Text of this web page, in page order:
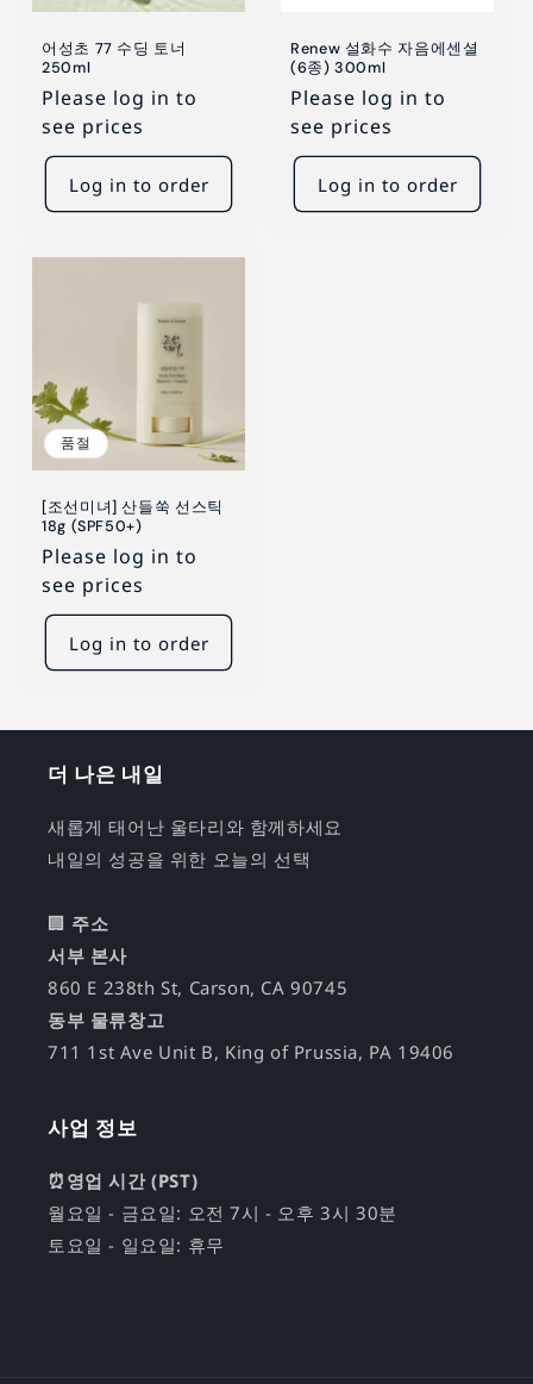
어성초 77 수딩 토너
250ml
Please log in to
see prices
Log in to order
Renew 설화수 자음에센셜
(6종) 300ml
Please log in to
see prices
Log in to order
품절
[조선미녀] 산들쑥 선스틱
18g (SPF50+)
Please log in to
see prices
Log in to order
더 나은 내일
새롭게 태어난 울타리와 함께하세요
내일의 성공을 위한 오늘의 선택
🏢 주소
서부 본사
860 E 238th St, Carson, CA 90745
동부 물류창고
711 1st Ave Unit B, King of Prussia, PA 19406
사업 정보
⏰영업 시간 (PST)
월요일 - 금요일: 오전 7시 - 오후 3시 30분
토요일 - 일요일: 휴무